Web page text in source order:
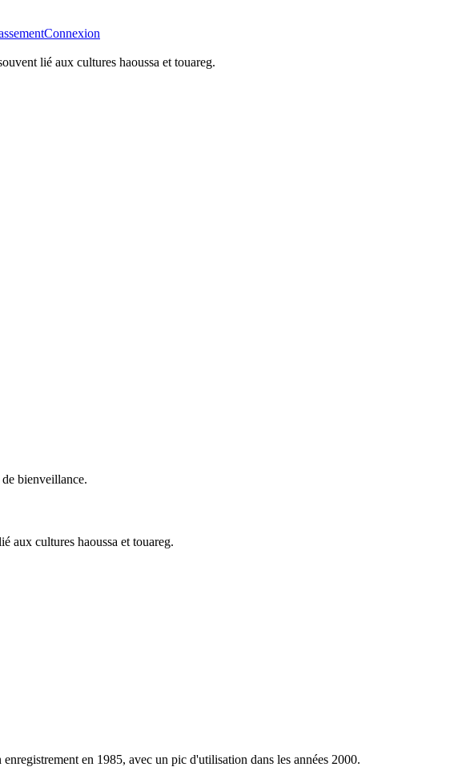
Connexion
lié aux cultures haoussa et touareg.
bienveillance.
aux cultures haoussa et touareg.
en 1985, avec un pic d'utilisation dans les années 2000.